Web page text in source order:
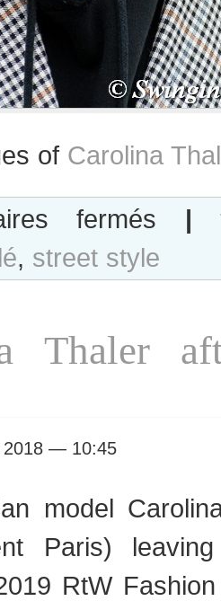
of Carolina
fermés Carolina
Thaler
after
|
, street style
Thaler
2018 — 10:45
model
Paris)
RtW